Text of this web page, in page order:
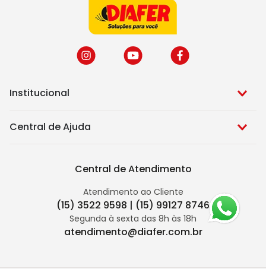
Institucional
Central de Ajuda
Central de Atendimento
Atendimento ao Cliente
(15) 3522 9598 | (15) 99127 8746
Segunda à sexta das 8h às 18h
atendimento@diafer.com.br